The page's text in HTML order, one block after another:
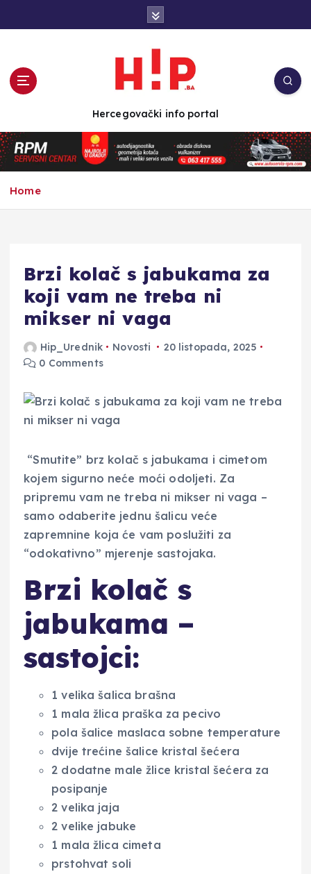
n
t
e
Hercegovački info portal
Home
Brzi kolač s jabukama za
koji vam ne treba ni
mikser ni vaga
Hip_Urednik Novosti
20 listopada, 2025
0 Comments
“Smutite” brz kolač s jabukama i cimetom
kojem sigurno neće moći odoljeti. Za
pripremu vam ne treba ni mikser ni vaga –
samo odaberite jednu šalicu veće
zapremnine koja će vam poslužiti za
“odokativno” mjerenje sastojaka.
Brzi kolač s
jabukama –
sastojci:
1 velika šalica brašna
1 mala žlica praška za pecivo
pola šalice maslaca sobne temperature
dvije trećine šalice kristal šećera
2 dodatne male žlice kristal šećera za
posipanje
2 velika jaja
2 velike jabuke
1 mala žlica cimeta
prstohvat soli